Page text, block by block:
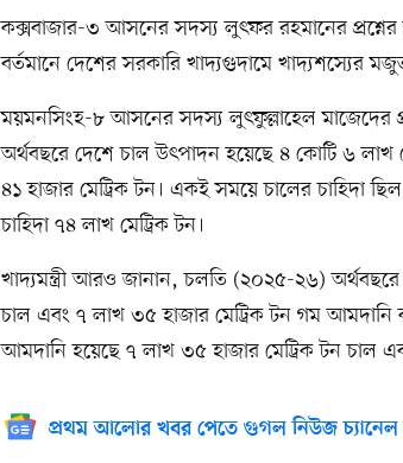
কক্সবাজার-৩ আসনের সদস্য লুৎফর রহমানের প্রশ্নের
বর্তমানে দেশের সরকারি খাদ্যগুদামে খাদ্যশস্যের
ময়মনসিংহ-৮ আসনের সদস্য লুৎফুল্লাহেল মাজেদের
অর্থবছরে দেশে চাল উৎপাদন হয়েছে ৪ কোটি ৬
৪১ হাজার মেট্রিক টন। একই সময়ে চালের চাহিদা
চাহিদা ৭৪ লাখ মেট্রিক টন।
খাদ্যমন্ত্রী আরও জানান, চলতি (২০২৫-২৬)
চাল এবং ৭ লাখ ৩৫ হাজার মেট্রিক টন গম আমদানি
আমদানি হয়েছে ৭ লাখ ৩৫ হাজার মেট্রিক টন চাল
প্রথম আলোর খবর পেতে গুগল নিউজ